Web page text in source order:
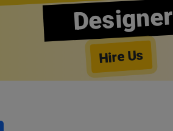
Designer
Hire Us